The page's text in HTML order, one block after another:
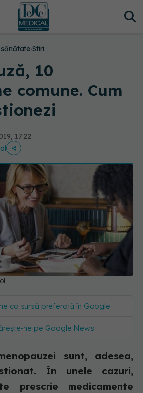
›Stiri
10
comune. Cum
17:22
ca sursă preferată în Google
ne pe Google News
sunt, adesea,
În unele cazuri,
prescrie medicamente